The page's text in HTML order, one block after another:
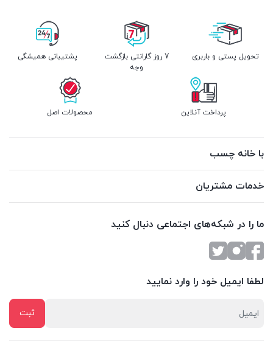
تحویل پستی و باربری
7 روز گارانتی بازگشت
وجه
پشتیبانی همیشگی
پرداخت آنلاین محصولات اصل
با خانه چسب
خدمات مشتریان
ما را در شبکه‌های اجتماعی دنبال کنید
لطفا ایمیل خود را وارد نمایید